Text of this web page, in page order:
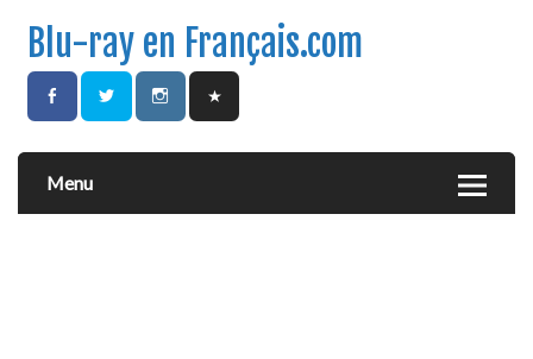
Blu-ray en Français.com
Menu